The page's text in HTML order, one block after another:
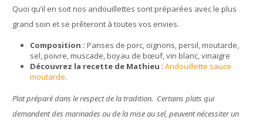
Quoi qu’il en soit nos andouillettes sont préparées avec le plus
grand soin et se prêteront à toutes vos envies.
Composition :Panses de porc, oignons, persil, moutarde,
sel, poivre, muscade, boyau de bœuf, vin blanc, vinaigre
Découvrez la recette de Mathieu : Andouillette sauce
moutarde.
Plat préparé dans le respect de la tradition. Certains plats qui
demandent des marinades ou de la mise au sel, peuvent nécessiter un